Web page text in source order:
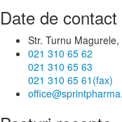
Date de contact
Str. Turnu
021 310 65 62
021 310 65 63
021 310 65 61(fax)